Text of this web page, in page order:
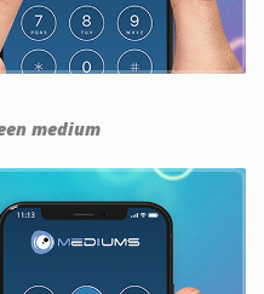
medium